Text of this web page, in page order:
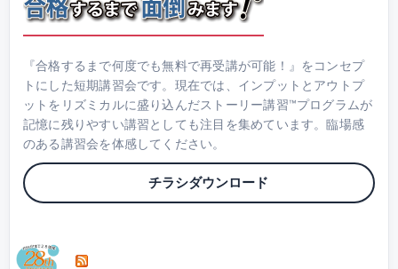
『合格するまで何度でも無料で再受講が可能！』をコンセプ
トにした短期講習会です。現在では、インプットとアウトプ
ットをリズミカルに盛り込んだストーリー講習™プログラムが
記憶に残りやすい講習としても注目を集めています。臨場感
のある講習会を体感してください。
チラシダウンロード